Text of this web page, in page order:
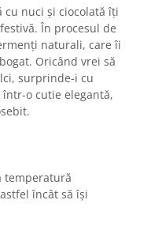
cu nuci și ciocolată îți
În procesul de
naturali, care îi
Oricând vrei să
surprinde-i cu
într-o cutie elegantă,
temperatură
încât să își